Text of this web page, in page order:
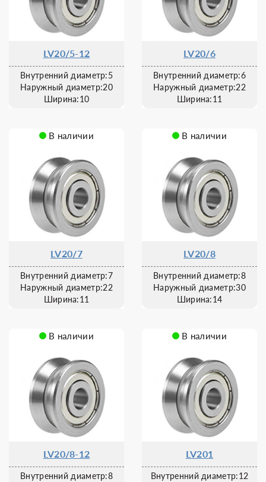
LV20/5-12
Внутренний диаметр:5
Наружный диаметр:20
Ширина:10
LV20/6
Внутренний диаметр:6
Наружный диаметр:22
Ширина:11
В наличии
LV20/7
Внутренний диаметр:7
Наружный диаметр:22
Ширина:11
В наличии
LV20/8
Внутренний диаметр:8
Наружный диаметр:30
Ширина:14
В наличии
LV20/8-12
Внутренний диаметр:8
В наличии
LV201
Внутренний диаметр:12